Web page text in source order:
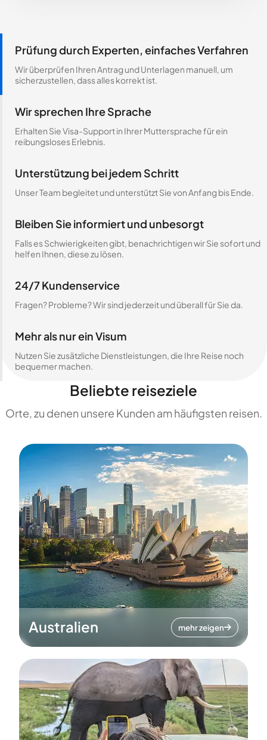
Prüfung durch Experten, einfaches Verfahren
Wir überprüfen Ihren Antrag und Unterlagen manuell, um
sicherzustellen, dass alles korrekt ist.
Wir sprechen Ihre Sprache
Erhalten Sie Visa-Support in Ihrer Muttersprache für ein
reibungsloses Erlebnis.
Unterstützung bei jedem Schritt
Unser Team begleitet und unterstützt Sie von Anfang bis Ende.
Bleiben Sie informiert und unbesorgt
Falls es Schwierigkeiten gibt, benachrichtigen wir Sie sofort und
helfen Ihnen, diese zu lösen.
24/7 Kundenservice
Fragen? Probleme? Wir sind jederzeit und überall für Sie da.
Mehr als nur ein Visum
Nutzen Sie zusätzliche Dienstleistungen, die Ihre Reise noch
bequemer machen.
Beliebte reiseziele
Orte, zu denen unsere Kunden am häufigsten reisen.
Australien mehr zeigen